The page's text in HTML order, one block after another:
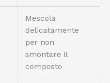
Mescola
delicatamente
per non
smontare il
composto